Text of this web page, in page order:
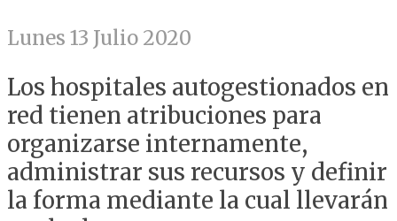
Lunes 13 Julio 2020
Los hospitales autogestionados en
red tienen atribuciones para
organizarse internamente,
administrar sus recursos y definir
la forma mediante la cual llevarán